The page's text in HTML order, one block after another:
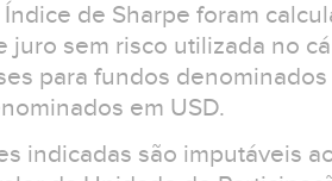
de Sharpe foram
juro sem risco utilizada no
para fundos
em USD.
indicadas são imputáveis